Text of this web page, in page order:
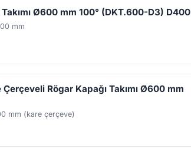
Ø600 mm 100° (DKT.600-D3) D400
mm
Rögar Kapağı Takımı Ø600 mm
mm (kare çerçeve)